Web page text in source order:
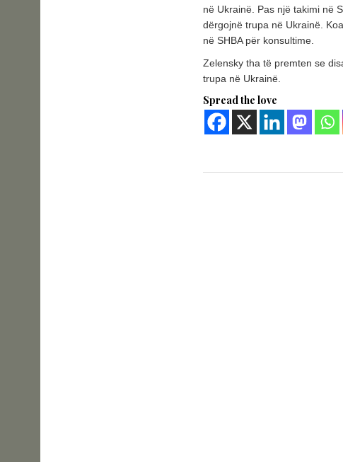
në Ukrainë. Pas një takimi në
dërgojnë trupa në Ukrainë.
në SHBA për konsultime.
Zelensky tha të premten se
trupa në Ukrainë.
Spread the love